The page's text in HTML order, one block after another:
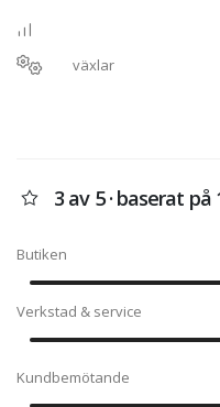
växlar
3 av 5 · baserat
Butiken
Verkstad & service
Kundbemötande